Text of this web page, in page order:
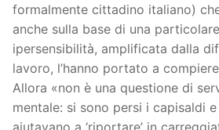
formalmente cittadino italiano)
anche sulla base di una
ipersensibilità, amplificata dalla
lavoro, l’hanno portato a
Allora «non è una questione di
mentale: si sono persi i capisaldi
aiutavano a ‘riportare’ in